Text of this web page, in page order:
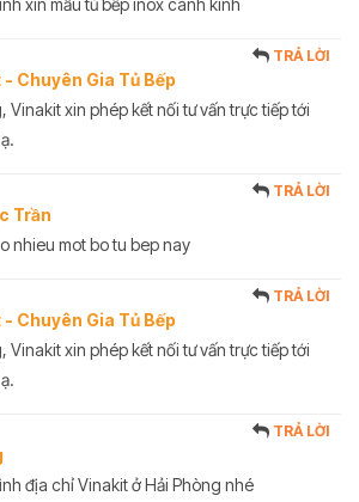
xin mẫu tủ bếp inox cánh kính
Chuyên Gia Tủ Bếp
TRẢ LỜI
Vinakit xin phép kết nối tư vấn trực tiếp tới
Trần
TRẢ LỜI
nhieu mot bo tu bep nay
Chuyên Gia Tủ Bếp
TRẢ LỜI
Vinakit xin phép kết nối tư vấn trực tiếp tới
TRẢ LỜI
địa chỉ Vinakit ở Hải Phòng nhé